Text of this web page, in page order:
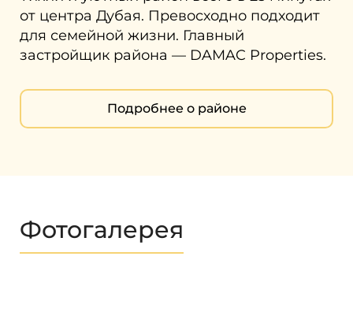
от центра Дубая. Превосходно подходит
для семейной жизни. Главный
застройщик района — DAMAC Properties.
Подробнее о районе
Фотогалерея